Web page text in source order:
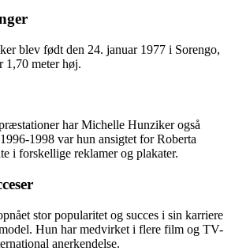
blev født den 24. januar 1977 i Sorengo,
1,70 meter høj.
har Michelle Hunziker også
1998 var hun ansigtet for Roberta
i forskellige reklamer og plakater.
stor popularitet og succes i sin karriere
Hun har medvirket i flere film og TV-
anerkendelse.